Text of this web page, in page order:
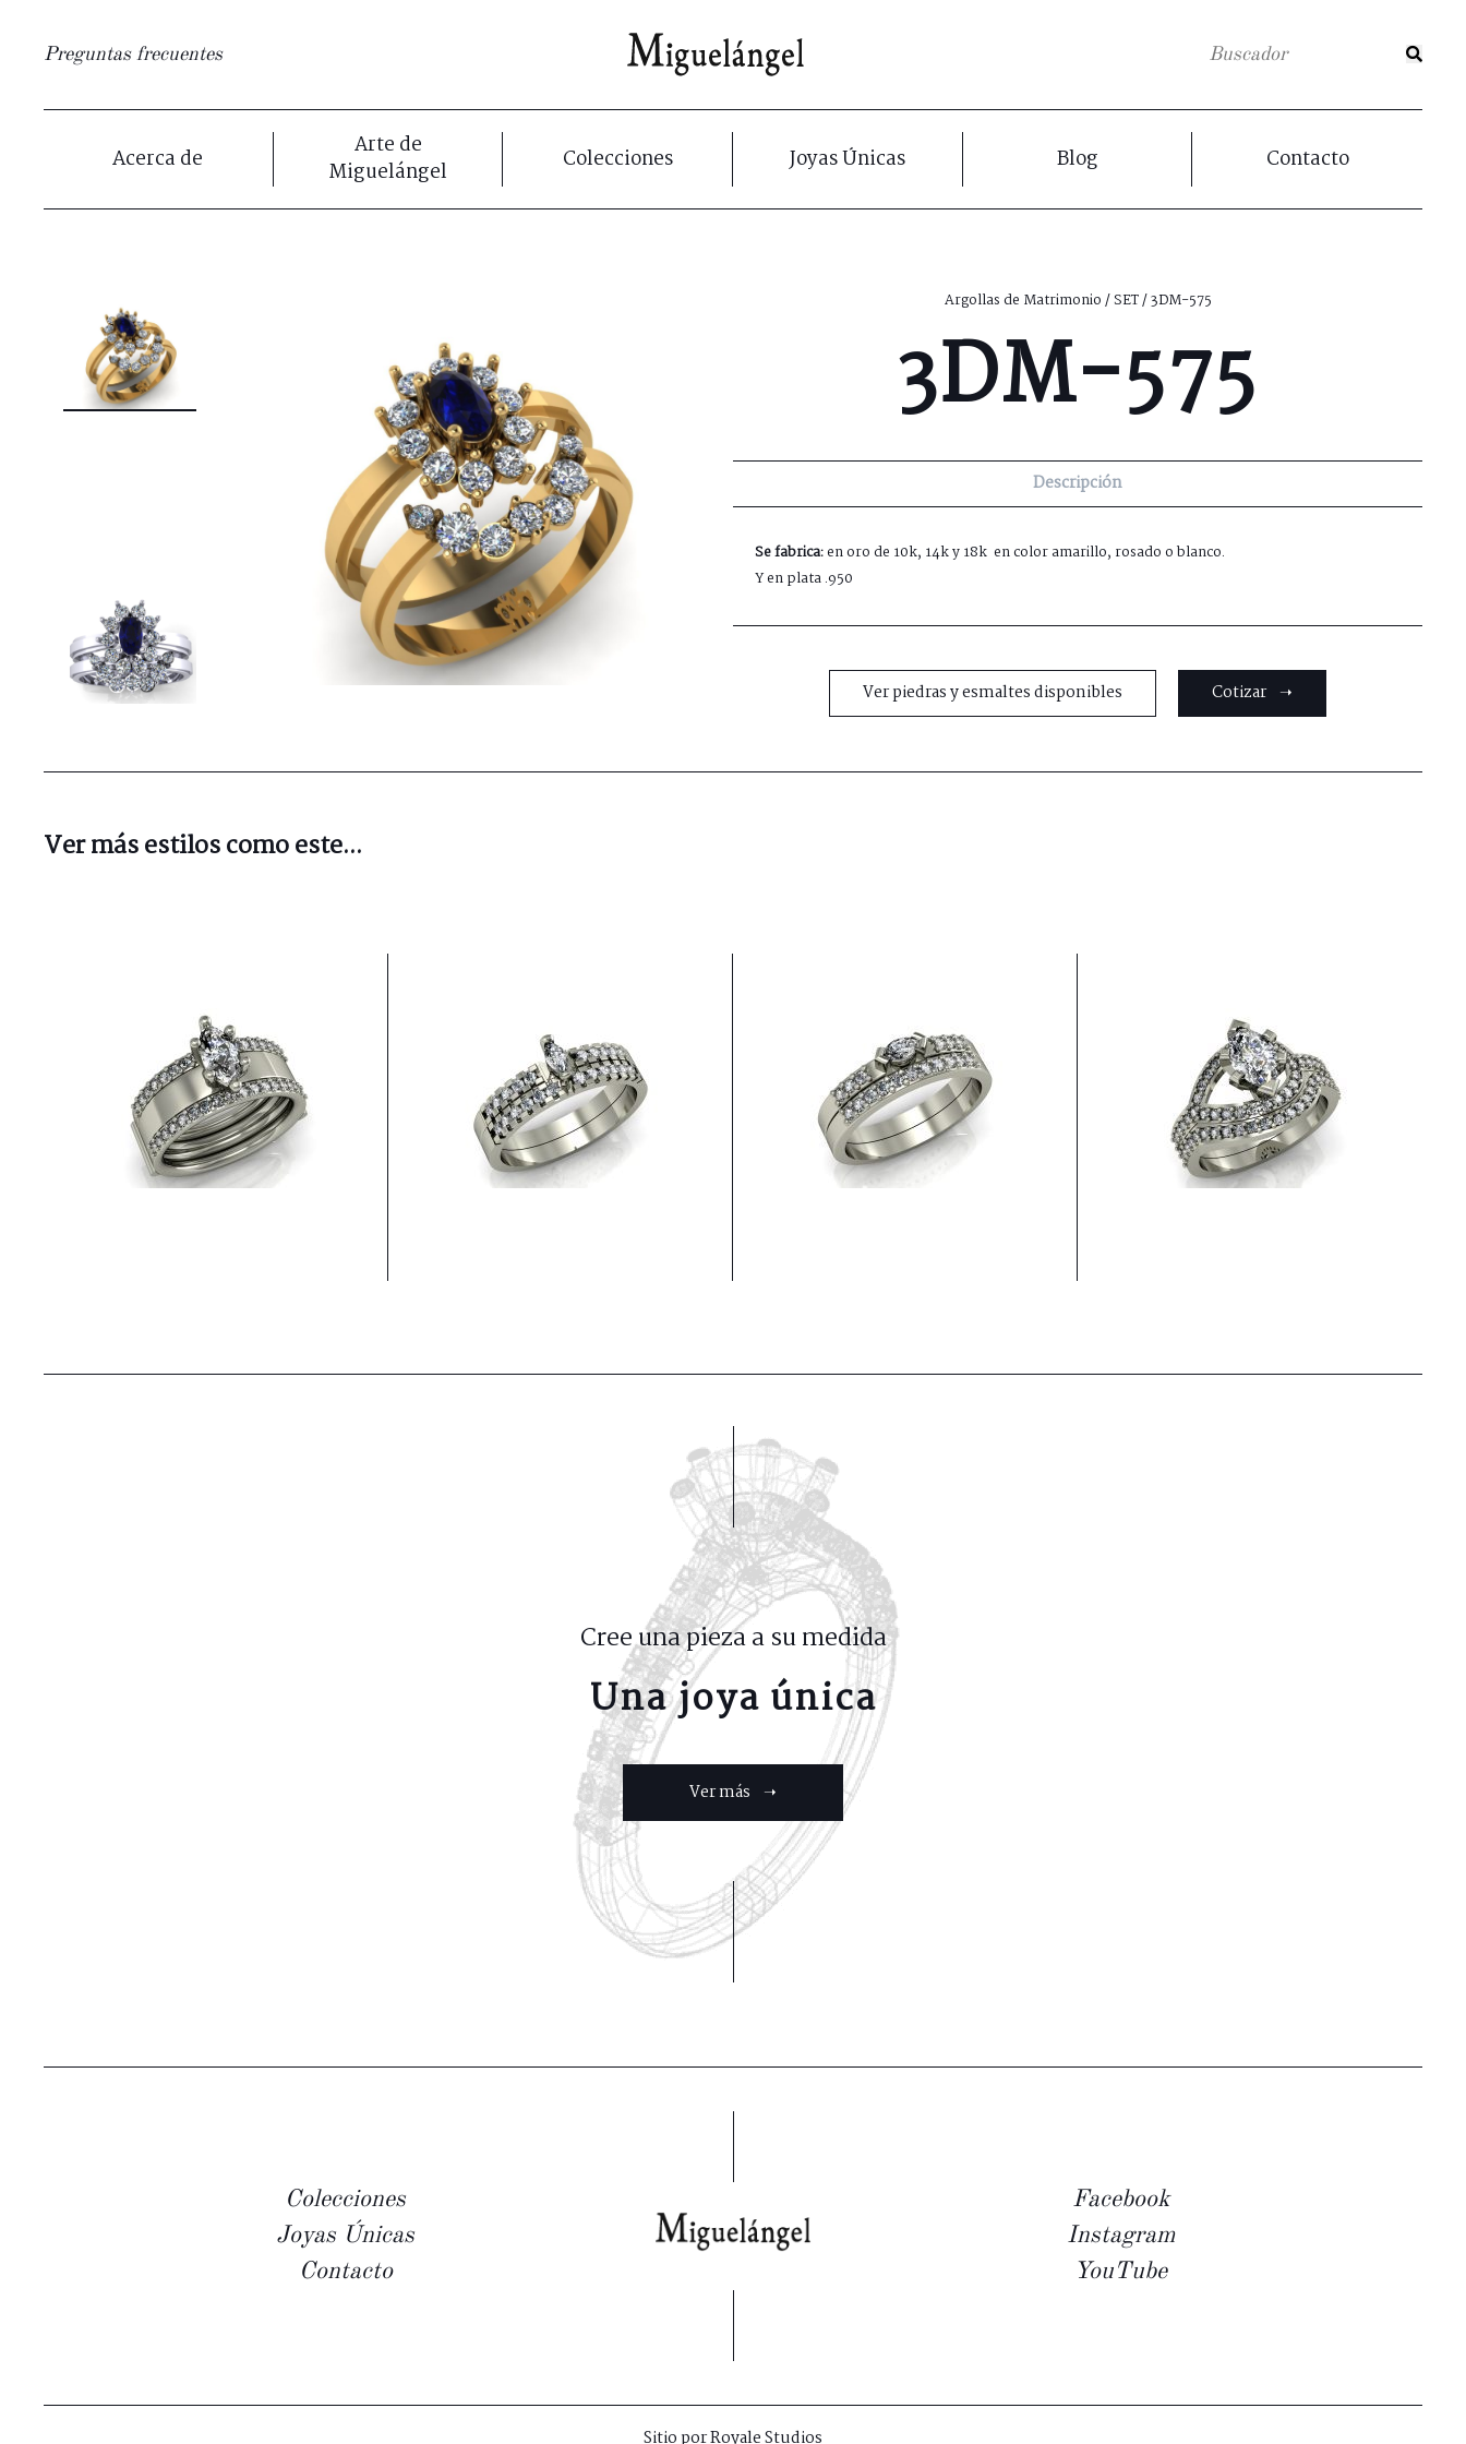
Preguntas frecuentes
Acerca de
Arte de
Miguelángel
Colecciones Joyas Únicas Blog Contacto
Argollas de Matrimonio/SET/ 3DM-575
3DM-575
Descripción
Se fabrica:en oro de 10k, 14k y 18k en color amarillo, rosado o blanco.
Y en plata .950
Ver piedras y esmaltes disponibles Cotizar ➝
Ver más estilos como este...
Cree una pieza a su medida
Una joya única
Ver más ➝
Colecciones
Joyas Únicas
Contacto
Facebook
Instagram
YouTube
Sitio porRoyale Studios